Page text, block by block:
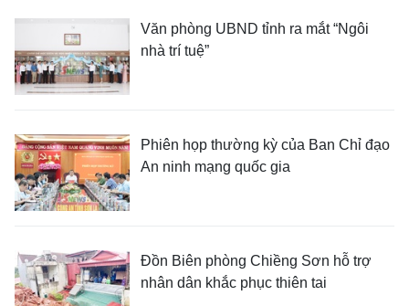
Văn phòng UBND tỉnh ra mắt “Ngôi
nhà trí tuệ”
Phiên họp thường kỳ của Ban Chỉ đạo
An ninh mạng quốc gia
Đồn Biên phòng Chiềng Sơn hỗ trợ
nhân dân khắc phục thiên tai